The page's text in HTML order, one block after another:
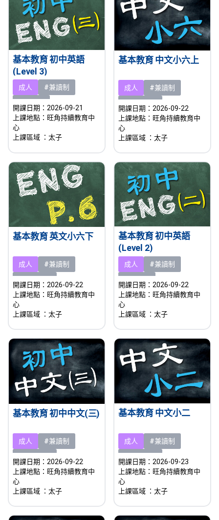
基本教育 初中英語
(Level 3)
成人
#兼讀制
#新課程
開課日期：2026-09-21
上課地點：旺角持續教育中
心
上課區域 ：太子
基本教育 中文小六上
成人
#兼讀制
#即將開課
開課日期：2026-09-22
上課地點：旺角持續教育中
心
上課區域 ：太子
基本教育 英文小六下
成人
#兼讀制
#即將開課
開課日期：2026-09-22
上課地點：旺角持續教育中
心
上課區域 ：太子
基本教育 初中英語
(Level 2)
成人
#兼讀制
#新課程
開課日期：2026-09-22
上課地點：旺角持續教育中
心
上課區域 ：太子
基本教育 初中中文(三)
成人
#兼讀制
#熱門課程
開課日期：2026-09-22
上課地點：旺角持續教育中
心
上課區域 ：太子
基本教育 中文小二
成人
#兼讀制
#即將開課
開課日期：2026-09-23
上課地點：旺角持續教育中
心
上課區域 ：太子